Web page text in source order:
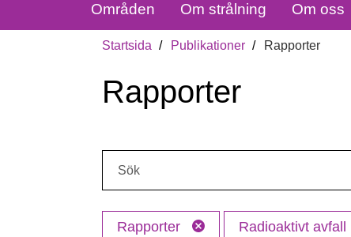
Områden Om strålning Om oss
Startsida Publikationer Rapporter
Rapporter
Rapporter Radioaktivt avfall